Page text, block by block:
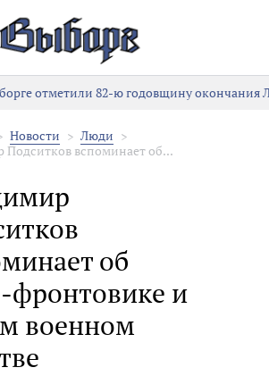
отметили 82-ю годовщину окончания
Новости
Люди
Подситков вспоминает об...
об
фронтовике и
военном